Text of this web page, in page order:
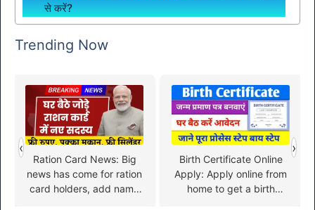
से करें?
Trending Now
Ration Card News: Big
news has come for ration
card holders, add name
Birth Certificate Online
Apply: Apply online from
home to get a birth
‹ ›